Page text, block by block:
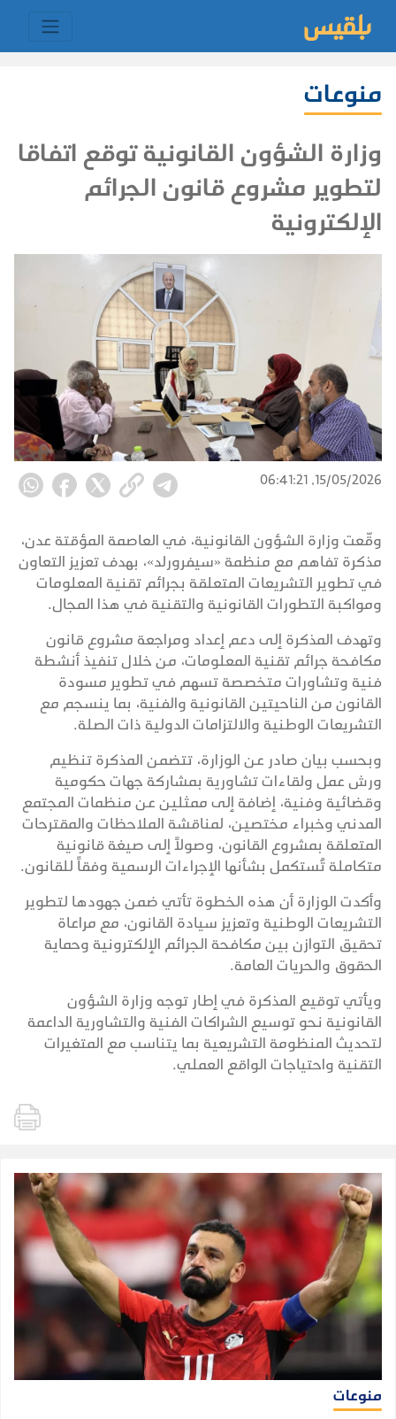
منوعات
وزارة الشؤون القانونية توقع اتفاقا
لتطوير مشروع قانون الجرائم
الإلكترونية
15/05/2026, 06:41:21
وقّعت وزارة الشؤون القانونية، في العاصمة المؤقتة عدن،
مذكرة تفاهم مع منظمة «سيفرورلد»، بهدف تعزيز التعاون
في تطوير التشريعات المتعلقة بجرائم تقنية المعلومات
ومواكبة التطورات القانونية والتقنية في هذا المجال.
وتهدف المذكرة إلى دعم إعداد ومراجعة مشروع قانون
مكافحة جرائم تقنية المعلومات، من خلال تنفيذ أنشطة
فنية وتشاورات متخصصة تسهم في تطوير مسودة
القانون من الناحيتين القانونية والفنية، بما ينسجم مع
التشريعات الوطنية والالتزامات الدولية ذات الصلة.
وبحسب بيان صادر عن الوزارة، تتضمن المذكرة تنظيم
ورش عمل ولقاءات تشاورية بمشاركة جهات حكومية
وقضائية وفنية، إضافة إلى ممثلين عن منظمات المجتمع
المدني وخبراء مختصين، لمناقشة الملاحظات والمقترحات
المتعلقة بمشروع القانون، وصولاً إلى صيغة قانونية
متكاملة تُستكمل بشأنها الإجراءات الرسمية وفقاً للقانون.
وأكدت الوزارة أن هذه الخطوة تأتي ضمن جهودها لتطوير
التشريعات الوطنية وتعزيز سيادة القانون، مع مراعاة
تحقيق التوازن بين مكافحة الجرائم الإلكترونية وحماية
الحقوق والحريات العامة.
ويأتي توقيع المذكرة في إطار توجه وزارة الشؤون
القانونية نحو توسيع الشراكات الفنية والتشاورية الداعمة
لتحديث المنظومة التشريعية بما يتناسب مع المتغيرات
التقنية واحتياجات الواقع العملي.
منوعات